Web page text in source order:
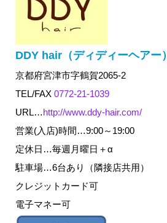
DDY hair（ディディーヘアー）
京都府宮津市字鶴賀2065-2
TEL/FAX 0772-21-1039
URL…http://www.ddy-hair.com/
営業(入店)時間…9:00～19:00
定休日…毎週月曜日＋α
駐車場…6台あり（隣接店共用）
クレジットカード可
電子マネー可